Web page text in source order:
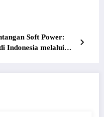
Soft Power:
Indonesia melalui